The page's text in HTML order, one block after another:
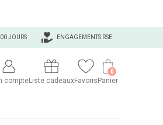
ENGAGEMENTS RSE
JOURS
compteListe cadeauxFavoris Panier
0